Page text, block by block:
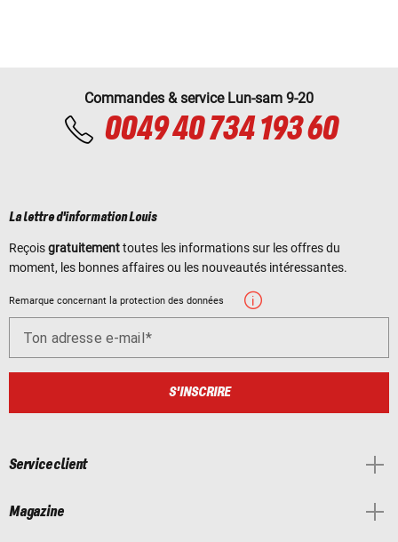
Commandes & service Lun-sam 9-20
0049 40 734 193 60
La lettre d'information Louis
Reçoisgratuitementtoutes les informations sur les offres du
moment, les bonnes affaires ou les nouveautés intéressantes.
Remarque concernant la protection des données
Ton adresse e-mail
S'INSCRIRE
Service client
Magazine